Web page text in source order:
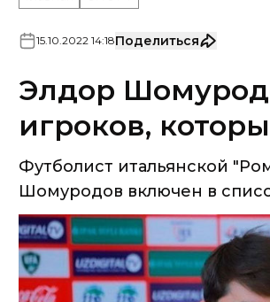
Элдор
игроков,
Футболист итальянской
Шомуродов включен в